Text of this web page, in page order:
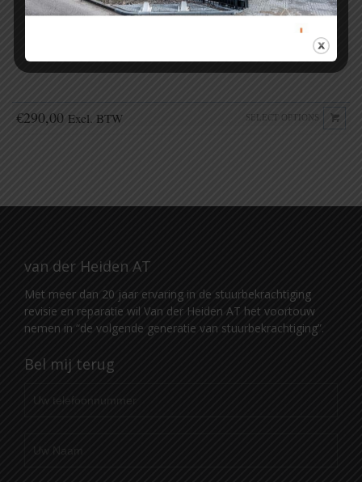
€290,00 Excl. BTW SELECT OPTIONS
van der Heiden AT
Met meer dan 20 jaar ervaring in de stuurbekrachtiging
revisie en reparatie wil Van der Heiden AT het voortouw
nemen in “de volgende generatie van stuurbekrachtiging”.
Bel mij terug